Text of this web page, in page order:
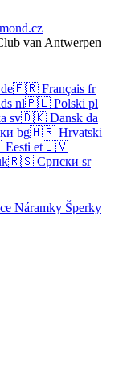
van Antwerpen
de🇫🇷 Français fr
nl🇵🇱 Polski pl
sv🇩🇰 Dansk da
bg🇭🇷 Hrvatski
Eesti et🇱🇻
🇷🇸 Српски sr
Náramky Šperky